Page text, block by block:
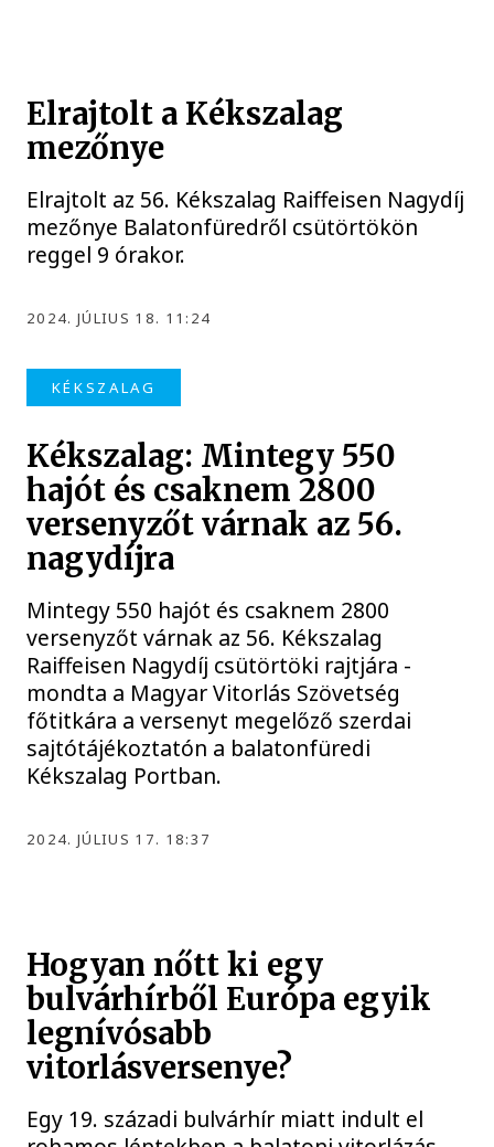
Elrajtolt a Kékszalag
mezőnye
Elrajtolt az 56. Kékszalag Raiffeisen Nagydíj
mezőnye Balatonfüredről csütörtökön
reggel 9 órakor.
2024. JÚLIUS 18. 11:24
KÉKSZALAG
Kékszalag: Mintegy 550
hajót és csaknem 2800
versenyzőt várnak az 56.
nagydíjra
Mintegy 550 hajót és csaknem 2800
versenyzőt várnak az 56. Kékszalag
Raiffeisen Nagydíj csütörtöki rajtjára -
mondta a Magyar Vitorlás Szövetség
főtitkára a versenyt megelőző szerdai
sajtótájékoztatón a balatonfüredi
Kékszalag Portban.
2024. JÚLIUS 17. 18:37
Hogyan nőtt ki egy
bulvárhírből Európa egyik
legnívósabb
vitorlásversenye?
Egy 19. századi bulvárhír miatt indult el